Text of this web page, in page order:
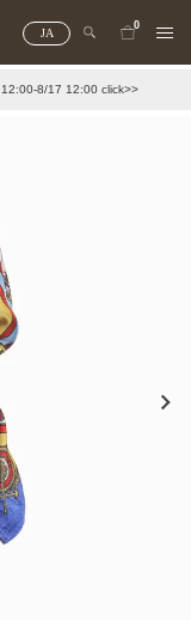
JA
0
8/17 12:00 click>>